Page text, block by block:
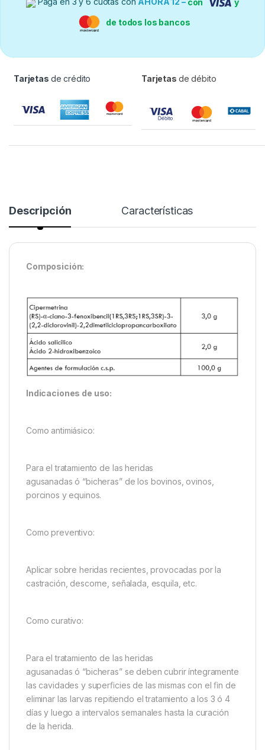
de todos los bancos
Tarjetas de crédito Tarjetas de débito
Descripción Características
Composición:
Indicaciones de uso:
Como antimiásico:
Para el tratamiento de las heridas
agusanadas ó “bicheras” de los bovinos, ovinos,
porcinos y equinos.
Como preventivo:
Aplicar sobre heridas recientes, provocadas por la
castración, descorne, señalada, esquila, etc.
Como curativo:
Para el tratamiento de las heridas
agusanadas ó “bicheras” se deben cubrir íntegramente
las cavidades y superﬁcies de las mismas con el ﬁn de
eliminar las larvas repitiendo el tratamiento a los 3 ó 4
días y luego a intervalos semanales hasta la curación
de la herida.